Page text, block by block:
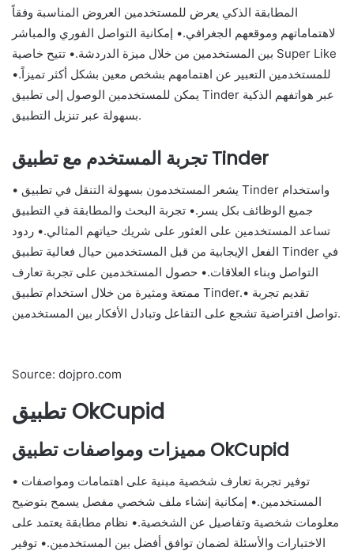
المطابقة الذكي يعرض للمستخدمين العروض المناسبة وفقاً
لاهتماماتهم وموقعهم الجغرافي.• إمكانية التواصل الفوري والمباشر
بين المستخدمين من خلال ميزة الدردشة.• تتيح خاصية Super Like
للمستخدمين التعبير عن اهتمامهم بشخص معين بشكل أكثر تميزاً.•
يمكن للمستخدمين الوصول إلى تطبيق Tinder عبر هواتفهم الذكية
بسهولة عبر تنزيل التطبيق.
تجربة المستخدم مع تطبيق Tinder
• يشعر المستخدمون بسهولة التنقل في تطبيق Tinder واستخدام
جميع الوظائف بكل يسر.• تجربة البحث والمطابقة في التطبيق
تساعد المستخدمين على العثور على شريك حياتهم المثالي.• ردود
الفعل الإيجابية من قبل المستخدمين حيال فعالية تطبيق Tinder في
التواصل وبناء العلاقات.• حصول المستخدمين على تجربة تعارف
ممتعة ومثيرة من خلال استخدام تطبيق Tinder.• تقديم تجربة
تواصل افتراضية تشجع على التفاعل وتبادل الأفكار بين المستخدمين.
Source: dojpro.com
تطبيق OkCupid
مميزات ومواصفات تطبيق OkCupid
• توفير تجربة تعارف شخصية مبنية على اهتمامات ومواصفات
المستخدمين.• إمكانية إنشاء ملف شخصي مفصل يسمح بتوضيح
معلومات شخصية وتفاصيل عن الشخصية.• نظام مطابقة يعتمد على
الاختبارات والأسئلة لضمان توافق أفضل بين المستخدمين.• توفير